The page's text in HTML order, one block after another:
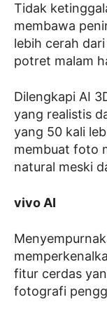
Tidak
membawa
lebih cerah
potret malam
Dilengkapi AI
yang realistis
yang 50 kali
membuat foto
natural meski
vivo AI
fitur cerdas
fotografi